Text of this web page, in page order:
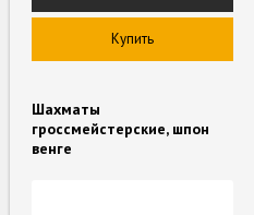
Купить
Шахматы
гроссмейстерские, шпон
венге